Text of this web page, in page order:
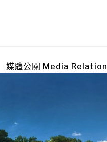
媒體公關 Media